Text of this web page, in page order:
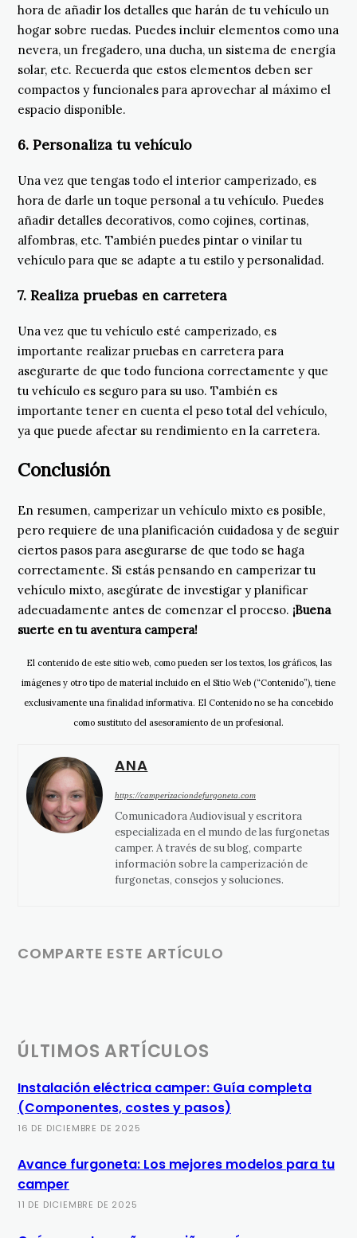
hora de añadir los detalles que harán de tu vehículo un
hogar sobre ruedas. Puedes incluir elementos como una
nevera, un fregadero, una ducha, un sistema de energía
solar, etc. Recuerda que estos elementos deben ser
compactos y funcionales para aprovechar al máximo el
espacio disponible.
6. Personaliza tu vehículo
Una vez que tengas todo el interior camperizado, es
hora de darle un toque personal a tu vehículo. Puedes
añadir detalles decorativos, como cojines, cortinas,
alfombras, etc. También puedes pintar o vinilar tu
vehículo para que se adapte a tu estilo y personalidad.
7. Realiza pruebas en carretera
Una vez que tu vehículo esté camperizado, es
importante realizar pruebas en carretera para
asegurarte de que todo funciona correctamente y que
tu vehículo es seguro para su uso. También es
importante tener en cuenta el peso total del vehículo,
ya que puede afectar su rendimiento en la carretera.
Conclusión
En resumen, camperizar un vehículo mixto es posible,
pero requiere de una planificación cuidadosa y de seguir
ciertos pasos para asegurarse de que todo se haga
correctamente. Si estás pensando en camperizar tu
vehículo mixto, asegúrate de investigar y planificar
adecuadamente antes de comenzar el proceso. ¡Buena
suerte en tu aventura campera!
El contenido de este sitio web, como pueden ser los textos, los gráficos, las
imágenes y otro tipo de material incluido en el Sitio Web (“Contenido”), tiene
exclusivamente una finalidad informativa. El Contenido no se ha concebido
como sustituto del asesoramiento de un profesional.
ANA
https://camperizaciondefurgoneta.com
Comunicadora Audiovisual y escritora
especializada en el mundo de las furgonetas
camper. A través de su blog, comparte
información sobre la camperización de
furgonetas, consejos y soluciones.
COMPARTE ESTE ARTÍCULO
ÚLTIMOS ARTÍCULOS
Instalación eléctrica camper: Guía completa
(Componentes, costes y pasos)
16 DE DICIEMBRE DE 2025
Avance furgoneta: Los mejores modelos para tu
camper
11 DE DICIEMBRE DE 2025